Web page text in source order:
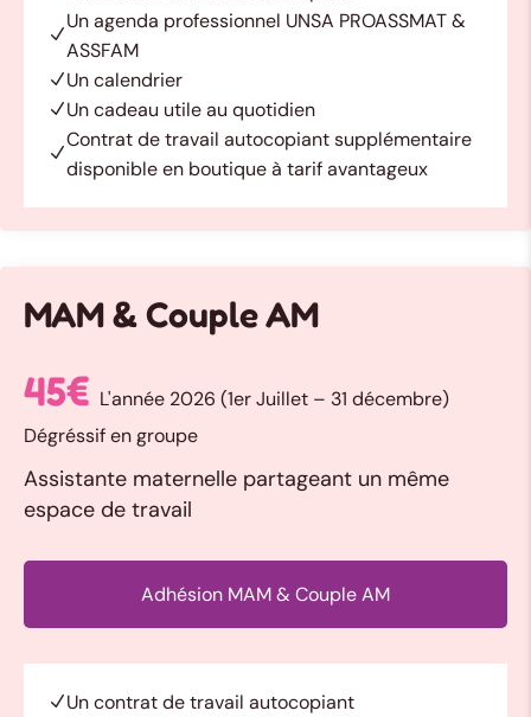
Un agenda professionnel UNSA PROASSMAT &
ASSFAM
Un calendrier
Un cadeau utile au quotidien
Contrat de travail autocopiant supplémentaire
disponible en boutique à tarif avantageux
MAM & Couple AM
45€ L'année 2026 (1er Juillet – 31 décembre)
Dégréssif en groupe
Assistante maternelle partageant un même
espace de travail
Un contrat de travail autocopiant
Adhésion MAM & Couple AM